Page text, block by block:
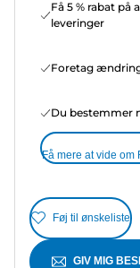
Få 5 % rabat
leveringer
Foretag
Du bestemmer
Få mere at vide om
Føj til ønskeliste
GIV MIG